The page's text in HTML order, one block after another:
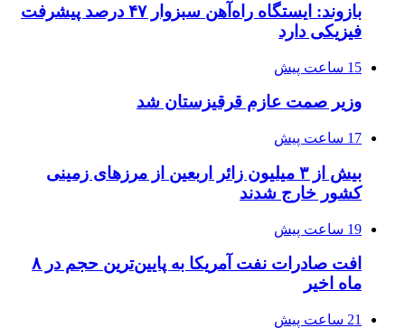
بازوند: ایستگاه راه‌آهن سبزوار ۴۷ درصد پیشرفت
فیزیکی دارد
15 ساعت پیش
وزیر صمت عازم قرقیزستان شد
17 ساعت پیش
بیش از ۳ میلیون زائر اربعین از مرزهای زمینی
کشور خارج شدند
19 ساعت پیش
افت صادرات نفت آمریکا به پایین‌ترین حجم در ۸
ماه اخیر
21 ساعت پیش